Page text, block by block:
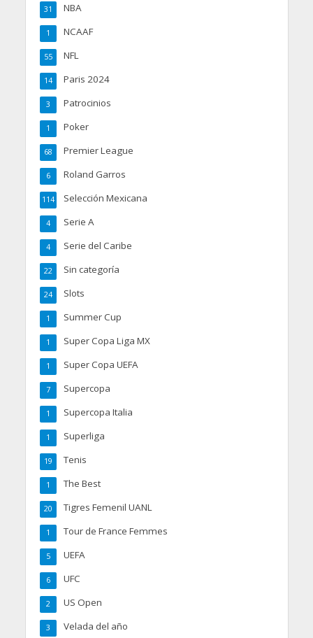
NBA
31
NCAAF
1
NFL
55
Paris 2024
14
Patrocinios
3
Poker
1
Premier League
68
Roland Garros
6
Selección Mexicana
114
Serie A
4
Serie del Caribe
4
Sin categoría
22
Slots
24
Summer Cup
1
Super Copa Liga MX
1
Super Copa UEFA
1
Supercopa
7
Supercopa Italia
1
Superliga
1
Tenis
19
The Best
1
Tigres Femenil UANL
20
Tour de France Femmes
1
UEFA
5
UFC
6
US Open
2
Velada del año
3